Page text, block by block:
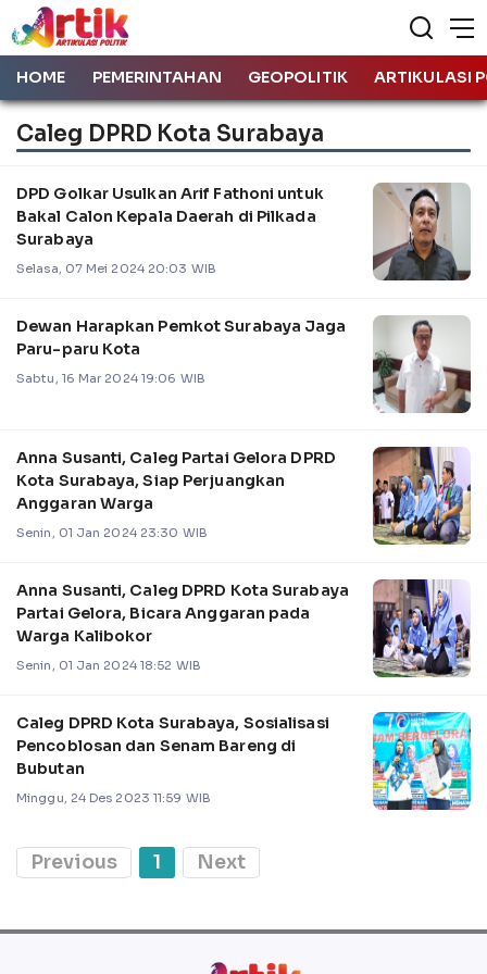
HOME PEMERINTAHAN GEOPOLITIK ARTIKULASI
Caleg DPRD Kota Surabaya
DPD Golkar Usulkan Arif Fathoni untuk
Bakal Calon Kepala Daerah di Pilkada
Surabaya
Selasa, 07 Mei 2024 20:03 WIB
Dewan Harapkan Pemkot Surabaya Jaga
Paru-paru Kota
Sabtu, 16 Mar 2024 19:06 WIB
Anna Susanti, Caleg Partai Gelora DPRD
Kota Surabaya, Siap Perjuangkan
Anggaran Warga
Senin, 01 Jan 2024 23:30 WIB
Anna Susanti, Caleg DPRD Kota Surabaya
Partai Gelora, Bicara Anggaran pada
Warga Kalibokor
Senin, 01 Jan 2024 18:52 WIB
Caleg DPRD Kota Surabaya, Sosialisasi
Pencoblosan dan Senam Bareng di
Bubutan
Minggu, 24 Des 2023 11:59 WIB
Previous 1 Next